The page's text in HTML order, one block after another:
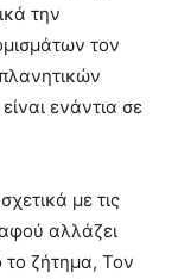
την
τον
ενάντια σε
με τις
αλλάζει
το ζήτημα, Τον